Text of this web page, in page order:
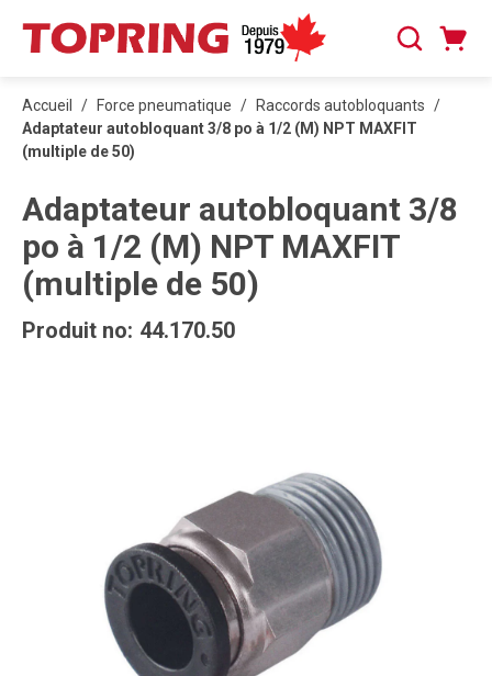
PASSER AU CONTENU PRINCIPAL
Recherche
Accueil / Force pneumatique / Raccords autobloquants /
Adaptateur autobloquant 3/8 po à 1/2 (M) NPT MAXFIT
(multiple de 50)
Adaptateur autobloquant 3/8
po à 1/2 (M) NPT MAXFIT
(multiple de 50)
Produit no: 44.170.50